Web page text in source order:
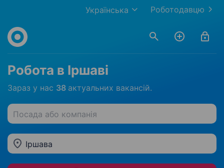
Роботодавцю
Українська
Робота в Іршаві
Зараз у нас 38 актуальних вакансій.
Посада або компанія
Іршава